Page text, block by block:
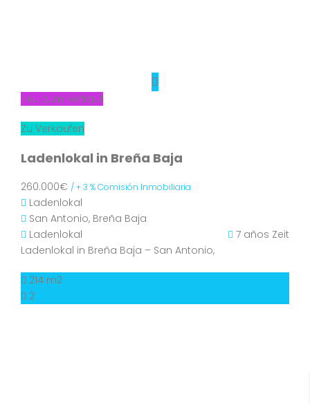
Neu zum Verkauf
Zu Verkaufen
Ladenlokal in Breña Baja
260.000€ / + 3 % Comisión Inmobiliaria
Ladenlokal
San Antonio, Breña Baja
Ladenlokal
7 años Zeit
Ladenlokal in Breña Baja – San Antonio,
214 m2
2